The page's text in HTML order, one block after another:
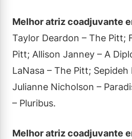
Melhor atriz coadjuvante
Taylor Deardon – The Pitt;
Pitt; Allison Janney – A
LaNasa – The Pitt;
Julianne Nicholson –
– Pluribus.
Melhor atriz coadjuvante